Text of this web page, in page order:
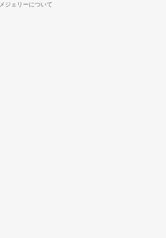
ジェリーについて